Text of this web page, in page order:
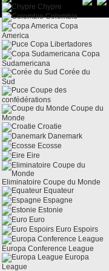
Chypre
Colombie
Copa
America
Copa Libertadores
Copa
Sudamericana
Corée du
Sud
Coupe des
confédérations
Coupe du
Monde
Croatie
Danemark
Ecosse
Eire
Eliminatoire Coupe du Monde
Equateur
Espagne
Estonie
Euro
Euro Espoirs
Europa Conference League
Europa
League